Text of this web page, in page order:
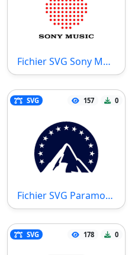
Fichier SVG Sony Music
SVG 157 0
Fichier SVG Paramount Logo
SVG 178 0